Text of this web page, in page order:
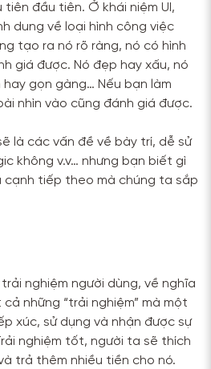
đầu tiên. Ở khái niệm UI,
dung về loại hình công việc
tạo ra nó rõ ràng, nó có hình
giá được. Nó đẹp hay xấu, nó
hay gọn gàng… Nếu bạn làm
nhìn vào cũng đánh giá được.
là các vấn đề về bày trí, dễ sử
không v.v… nhưng bạn biết gì
cạnh tiếp theo mà chúng ta sắp
nghiệm người dùng, về nghĩa
những “trải nghiệm” mà một
xúc, sử dụng và nhận được sự
nghiệm tốt, người ta sẽ thích
trả thêm nhiều tiền cho nó.